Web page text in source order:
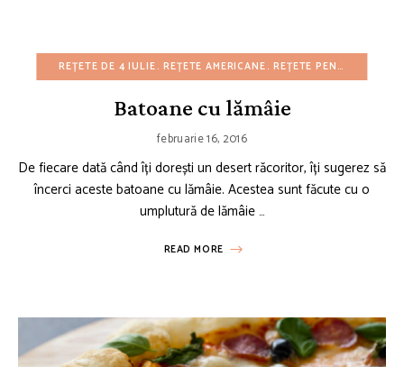
REȚETE DE 4 IULIE REȚETE AMERICANE REȚETE PENTRU ZIUA DE NAȘTERE
Batoane cu lămâie
februarie 16, 2016
De fiecare dată când îți dorești un desert răcoritor, îți sugerez să
încerci aceste batoane cu lămâie. Acestea sunt făcute cu o
umplutură de lămâie …
READ MORE